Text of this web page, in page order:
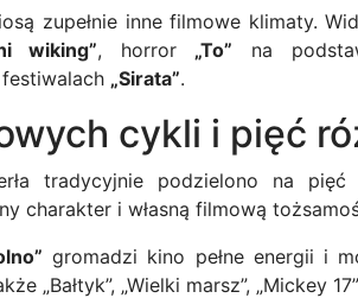
zupełnie inne filmowe klimaty.
wiking”, horror „To” na
„Sirata”.
cykli i pięć
tradycyjnie podzielono na
charakter i własną filmową
gromadzi kino pełne energii i
„Bałtyk”, „Wielki marsz”, „Mickey